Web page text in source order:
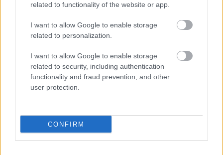
related to functionality of the website or app.
I want to allow Google to enable storage
related to personalization.
I want to allow Google to enable storage
related to security, including authentication
functionality and fraud prevention, and other
user protection.
CONFIRM
| 2023.05.19 08:07
A grátisz Tom Clancy's The Divison 2 hétvége már el is
indult, csak egy letöltés kell, hogy te is csatlakozz.